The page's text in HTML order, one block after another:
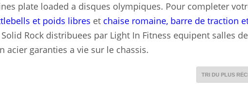
plate loaded a disques olympiques. Pour completer
et poids libres et chaise romaine, barre de traction
Rock distribuees par Light In Fitness equipent salles
acier garanties a vie sur le chassis.